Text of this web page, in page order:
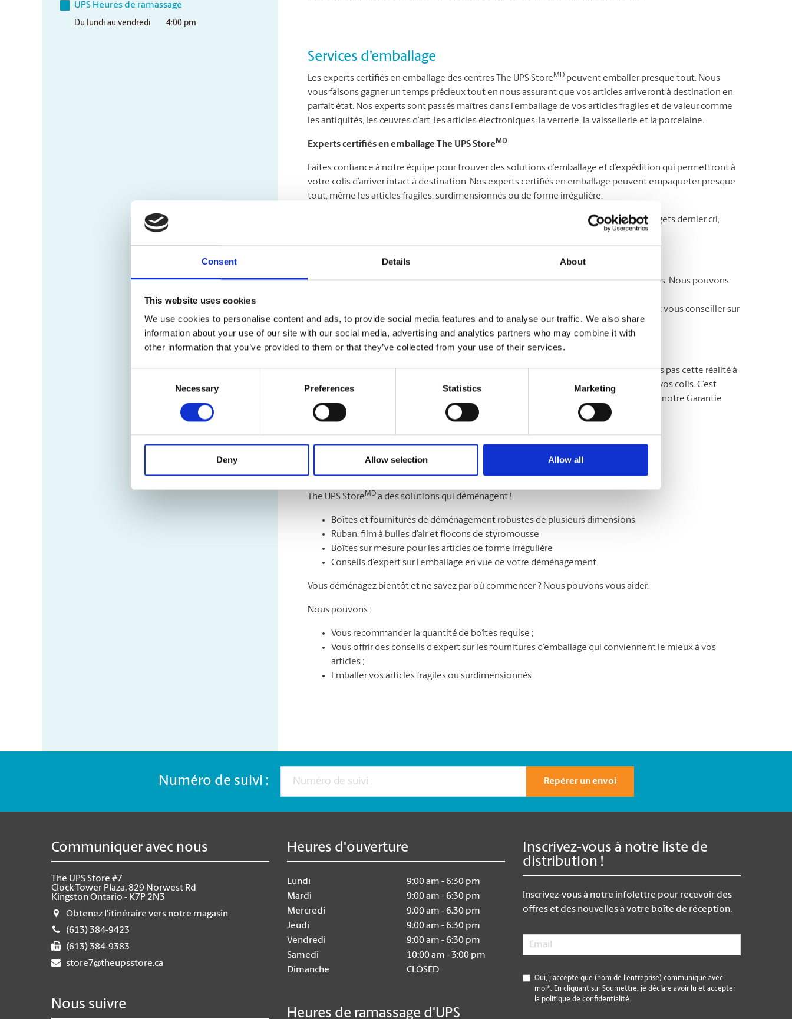
Consent Details About
This website uses cookies
We use cookies to personalise content and ads, to provide social media features and to analyse our traffic. We also share
information about your use of our site with our social media, advertising and analytics partners who may combine it with
other information that you’ve provided to them or that they’ve collected from your use of their services.
Necessary Preferences Statistics Marketing
Deny Allow selection Allow all
UPS Heures de ramassage
Du lundi au vendredi 4:00 pm
Services d’emballage
Les experts certifiés en emballage des centres The UPS StoreMD peuvent emballer presque tout. Nous
vous faisons gagner un temps précieux tout en nous assurant que vos articles arriveront à destination en
parfait état. Nos experts sont passés maîtres dans l’emballage de vos articles fragiles et de valeur comme
les antiquités, les œuvres d’art, les articles électroniques, la verrerie, la vaissellerie et la porcelaine.
Experts certifiés en emballage The UPS StoreMD
Faites confiance à notre équipe pour trouver des solutions d’emballage et d’expédition qui permettront à
votre colis d’arriver intact à destination. Nos experts certifiés en emballage peuvent empaqueter presque
tout, même les articles fragiles, surdimensionnés ou de forme irrégulière.
Que vous envoyiez des délices maison à des proches à l’autre bout du pays ou des gadgets dernier cri,
Solutions d’emballage sur mesure
Les objets surdimensionnés ou de forme spéciale exigent souvent des soins particuliers. Nous pouvons
commencer ? Passez voir nos experts certifiés en emballage dès aujourd’hui. Ils sauront vous conseiller sur
les meilleures méthodes d’emballage.
Garantie d’emballage et d’expédition
Nous savons combien vos envois sont importants. À The UPS StoreMD, nous ne prenons pas cette réalité à
la légère. Nos experts certifiés en emballage sont passés maîtres dans la protection de vos colis. C’est
pourquoi nous répondons fièrement de nos services. Protégez vos colis en souscrivant notre Garantie
d’emballage et d’expédition. Passez nous voir pour en savoir plus !
Services et fournitures de déménagement
The UPS StoreMD a des solutions qui déménagent !
Boîtes et fournitures de déménagement robustes de plusieurs dimensions
Ruban, film à bulles d’air et flocons de styromousse
Boîtes sur mesure pour les articles de forme irrégulière
Conseils d’expert sur l’emballage en vue de votre déménagement
Vous déménagez bientôt et ne savez par où commencer ? Nous pouvons vous aider.
Nous pouvons :
Vous recommander la quantité de boîtes requise ;
Vous offrir des conseils d’expert sur les fournitures d’emballage qui conviennent le mieux à vos
articles ;
Emballer vos articles fragiles ou surdimensionnés.
Numéro de suivi : Repérer un envoi
Communiquer avec nous
The UPS Store #7
Clock Tower Plaza, 829 Norwest Rd
Kingston Ontario - K7P 2N3
Obtenez l'itinéraire vers notre magasin
(613) 384-9423
(613) 384-9383
store7@theupsstore.ca
Nous suivre
Heures d'ouverture
Lundi
9:00 am - 6:30 pm
Mardi
9:00 am - 6:30 pm
Mercredi
9:00 am - 6:30 pm
Jeudi
9:00 am - 6:30 pm
Vendredi
9:00 am - 6:30 pm
Samedi
10:00 am - 3:00 pm
Dimanche
CLOSED
Heures de ramassage d'UPS
Inscrivez-vous à notre liste de
distribution !
Inscrivez-vous à notre infolettre pour recevoir des
offres et des nouvelles à votre boîte de réception.
Email
* Oui, j’accepte que (nom de l’entreprise) communique avec
moi*. En cliquant sur Soumettre, je déclare avoir lu et accepter
la politique de confidentialité.